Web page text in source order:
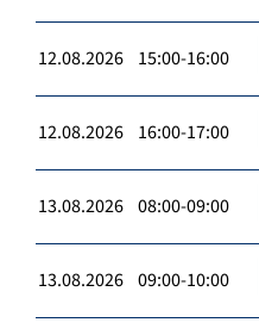
12.08.2026 15:00-16:00
12.08.2026 16:00-17:00
13.08.2026 08:00-09:00
13.08.2026 09:00-10:00